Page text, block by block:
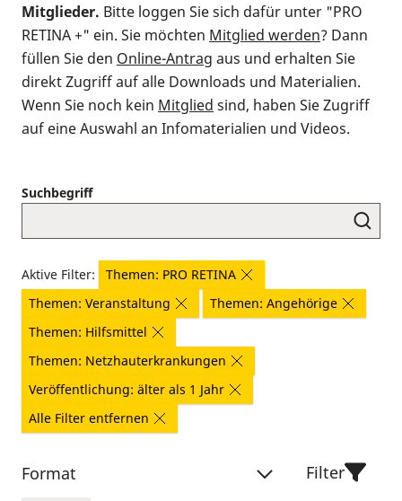
Mitglieder. Bitte loggen Sie sich dafür unter "PRO
RETINA +" ein. Sie möchten Mitglied werden? Dann
füllen Sie den Online-Antrag aus und erhalten Sie
direkt Zugriff auf alle Downloads und Materialien.
Wenn Sie noch kein Mitglied sind, haben Sie Zugriff
auf eine Auswahl an Infomaterialien und Videos.
Suchbegriff
Aktive Filter:
Themen: PRO RETINA
Themen: Veranstaltung
Themen: Angehörige
Themen: Hilfsmittel
Themen: Netzhauterkrankungen
Veröffentlichung: älter als 1 Jahr
Alle Filter entfernen
Format Filter